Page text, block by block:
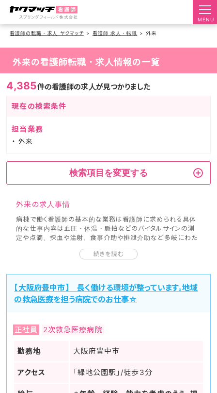
MENU
看護師の転職・求人 ヤクマッチ 看護師 求人・転職 外来
外来の看護師転職・求人情報の一覧
4,385件の看護師の求人が見つかりました
現在の検索条件
担当業務
外来
検索項目を変更する
外来の求人事情
病棟で働く看護師の基本的な業務は看護師に求められる具体
的な仕事内容は血圧・体温・脈拍などのバイタルサインの測
定や点滴、採血や注射、食事介助や排泄介助など多岐にわた
しかし、外来で働く看護師は病棟の働き方とは異なり、上記に挙
外来で行う看護師の業務は基本的には医師の指示のもと血圧
などのバイタルサインの測定や採血、注射などがメイン。それ
以外にも医師の治療方針の説明や服薬、生活についての指導
なども大切な業務です。大きな病院になってくると外来に訪れ
多くの患者が訪れる外来診療はテキパキと多くの仕事を同時並
の担当患者と向き合い、ケアをしていくのと比較して素早いアセ
き人とそうでない人見分け、適切な医療処置を請求する必要が
続きを読む
【大阪府豊中市】 長く働ける環境が整っています。地域
の救急医療を担う病院でのお仕事☆
正社員 2次救急医療病院
勤務地 大阪府豊中市
アクセス 「緑地公園駅」/徒歩3分